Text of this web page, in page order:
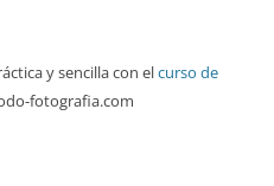
y sencilla con elcurso de
fotografia.com